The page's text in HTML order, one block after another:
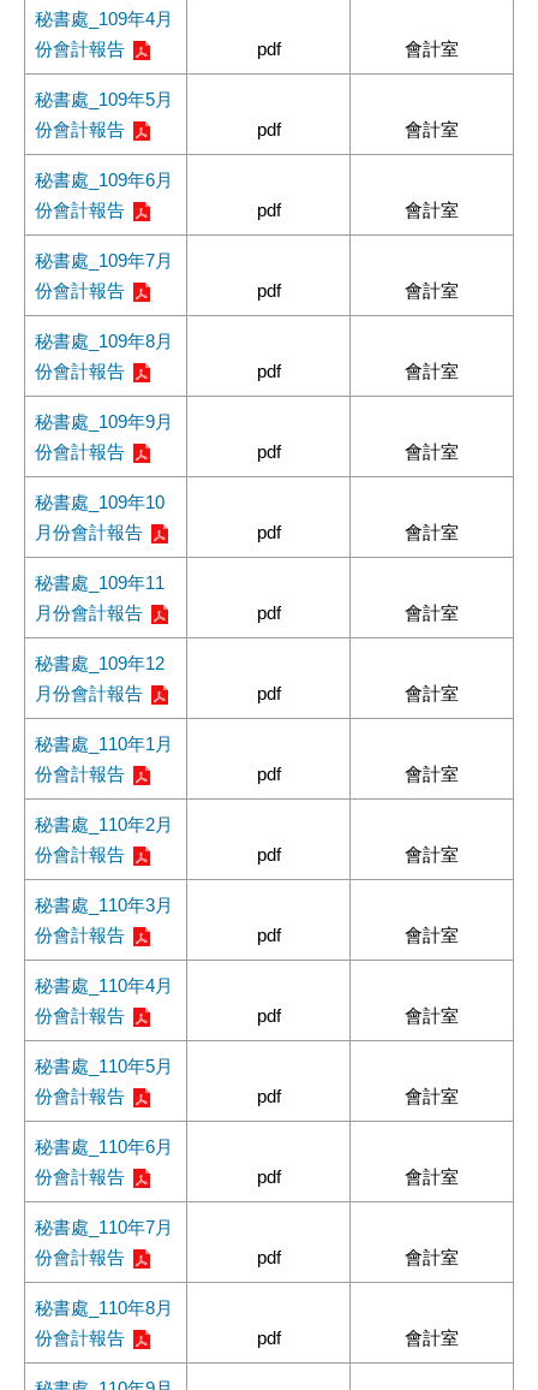
秘書處_109年4月
份會計報告
pdf 會計室
秘書處_109年5月
份會計報告
pdf 會計室
秘書處_109年6月
份會計報告
pdf 會計室
秘書處_109年7月
份會計報告
pdf 會計室
秘書處_109年8月
份會計報告
pdf 會計室
秘書處_109年9月
份會計報告
pdf 會計室
秘書處_109年10
月份會計報告
pdf 會計室
秘書處_109年11
月份會計報告
pdf 會計室
秘書處_109年12
月份會計報告
pdf 會計室
秘書處_110年1月
份會計報告
pdf 會計室
秘書處_110年2月
份會計報告
pdf 會計室
秘書處_110年3月
份會計報告
pdf 會計室
秘書處_110年4月
份會計報告
pdf 會計室
秘書處_110年5月
份會計報告
pdf 會計室
秘書處_110年6月
份會計報告
pdf 會計室
秘書處_110年7月
份會計報告
pdf 會計室
秘書處_110年8月
份會計報告
pdf 會計室